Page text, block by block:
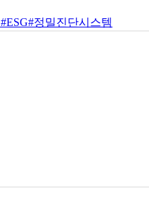
#ESG#정밀진단시스템